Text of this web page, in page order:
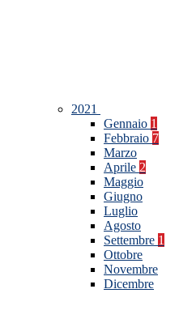
2021
Gennaio 1
Febbraio 7
Marzo
Aprile 2
Maggio
Giugno
Luglio
Agosto
Settembre 1
Ottobre
Novembre
Dicembre